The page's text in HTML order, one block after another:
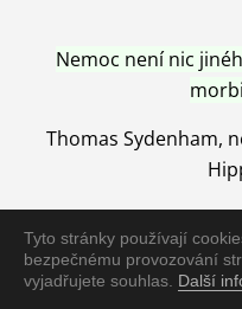
Tyto stránky používají
bezpečnému provozování
vyjadřujete souhlas. Další
Nemoc není nic
Thomas Sydenham,
Nemoc je vyléčena jen